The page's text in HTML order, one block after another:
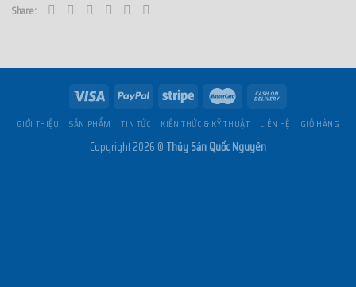
Share:
GIỚI THIỆU SẢN PHẨM TIN TỨC KIẾN THỨC & KỸ THUẬT LIÊN HỆ GIỎ HÀNG
Copyright 2026 © Thủy Sản Quốc Nguyên